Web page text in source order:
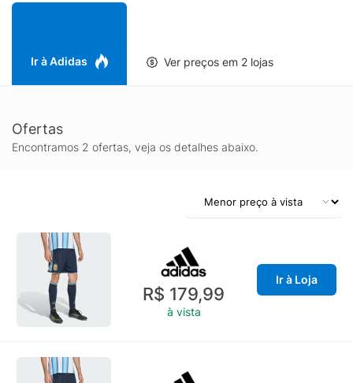
seleção conferem estilo e autenticidade. Conforto térmico.
sem distrações. Torcendo na arquibancada ou jogando uma
Ir à Adidas Ver preços em 2 lojas
Ofertas
Encontramos 2 ofertas, veja os detalhes abaixo.
R$ 179,99
à vista
Ir à Loja